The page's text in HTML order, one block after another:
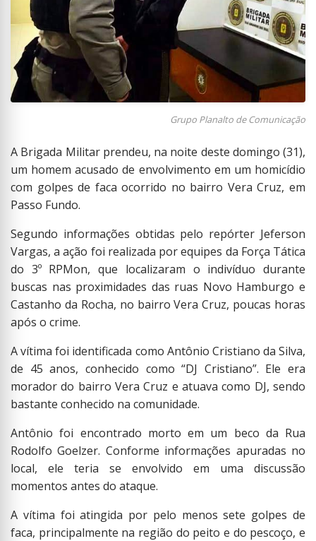
Grupo Planalto de Comunicação
A Brigada Militar prendeu, na noite deste domingo (31),
um homem acusado de envolvimento em um homicídio
com golpes de faca ocorrido no bairro Vera Cruz, em
Passo Fundo.
Segundo informações obtidas pelo repórter Jeferson
Vargas, a ação foi realizada por equipes da Força Tática
do 3º RPMon, que localizaram o indivíduo durante
buscas nas proximidades das ruas Novo Hamburgo e
Castanho da Rocha, no bairro Vera Cruz, poucas horas
após o crime.
A vítima foi identificada como Antônio Cristiano da Silva,
de 45 anos, conhecido como “DJ Cristiano”. Ele era
morador do bairro Vera Cruz e atuava como DJ, sendo
bastante conhecido na comunidade.
Antônio foi encontrado morto em um beco da Rua
Rodolfo Goelzer. Conforme informações apuradas no
local, ele teria se envolvido em uma discussão
momentos antes do ataque.
A vítima foi atingida por pelo menos sete golpes de
faca, principalmente na região do peito e do pescoço, e